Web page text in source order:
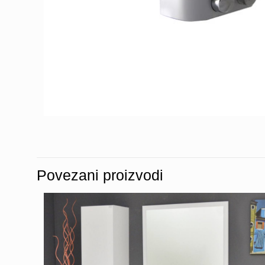
Povezani proizvodi